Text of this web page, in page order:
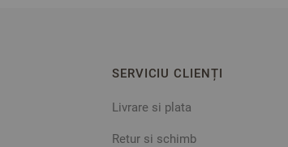
SERVICIU CLIENȚI
Livrare si plata
Retur si schimb